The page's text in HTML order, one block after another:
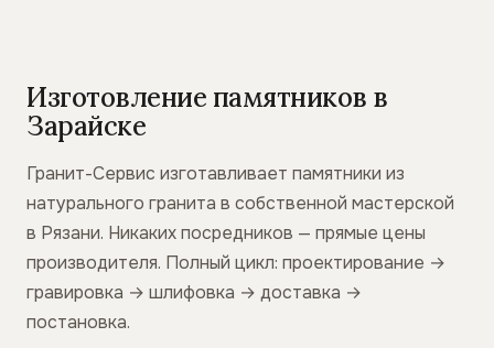
Изготовление памятников в
Зарайске
Гранит-Сервис изготавливает памятники из
натурального гранита в собственной мастерской
в Рязани. Никаких посредников — прямые цены
производителя. Полный цикл: проектирование →
гравировка → шлифовка → доставка →
постановка.